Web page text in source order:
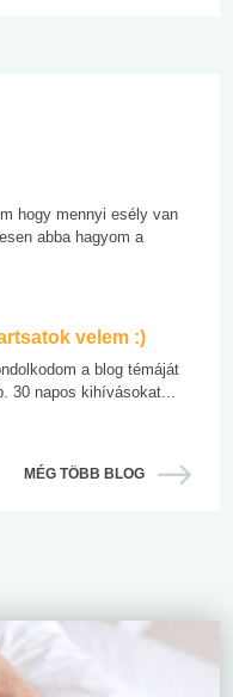
hogy mennyi esély van
abba hagyom a
velem :)
a blog témáját
30 napos kihívásokat...
MÉG TÖBB BLOG